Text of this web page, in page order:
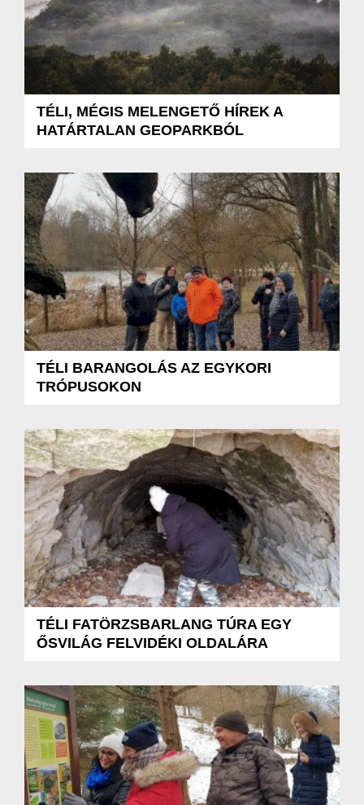
TÉLI, MÉGIS MELENGETŐ HÍREK A
HATÁRTALAN GEOPARKBÓL
TÉLI BARANGOLÁS AZ EGYKORI
TRÓPUSOKON
TÉLI FATÖRZSBARLANG TÚRA EGY
ŐSVILÁG FELVIDÉKI OLDALÁRA